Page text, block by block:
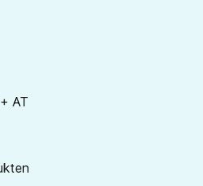
AT